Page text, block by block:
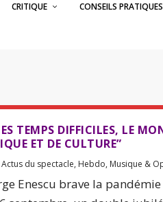
CRITIQUE CONSEILS PRATIQUES
TEMPS DIFFICILES, LE
ET DE CULTURE”
Actus du spectacle, Hebdo, Musique &
Enescu brave la